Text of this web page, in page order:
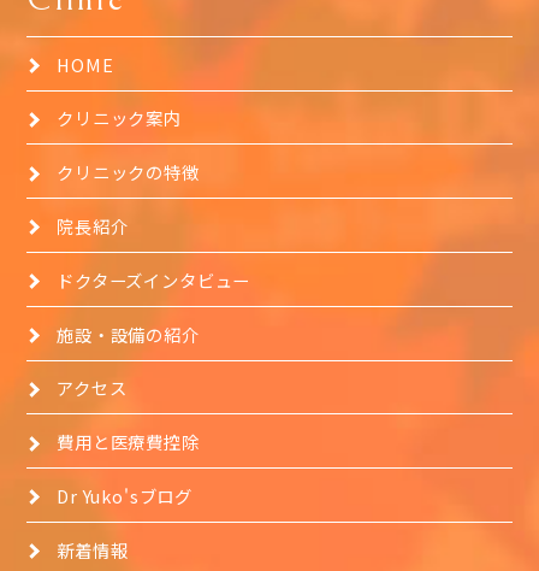
HOME
クリニック案内
クリニックの特徴
院長紹介
ドクターズインタビュー
施設・設備の紹介
アクセス
費用と医療費控除
Dr Yuko'sブログ
新着情報